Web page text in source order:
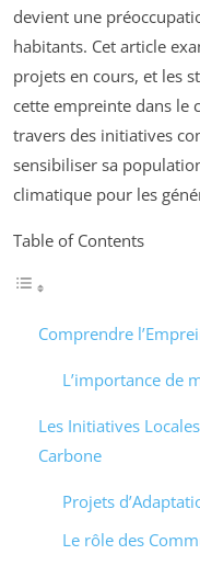
devient une
habitants. Cet article
projets en cours, et les
cette empreinte dans le
travers des initiatives
sensibiliser sa
climatique pour les
Table of Contents
Comprendre
L’importance de
Les Initiatives
Carbone
Projets
Le rôle des